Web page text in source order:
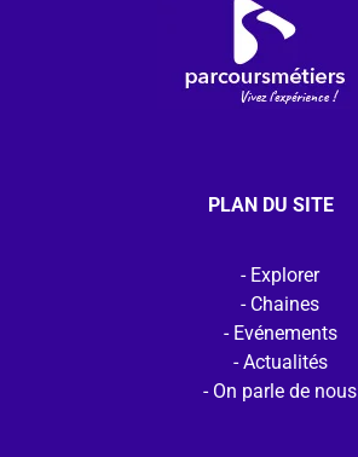
PLAN DU SITE
Explorer
Chaines
Evénements
Actualités
On parle de nous